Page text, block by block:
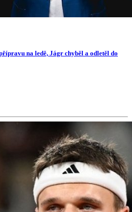
na ledě, Jágr chyběl a odletěl do